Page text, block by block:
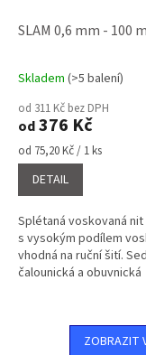
SLAM 0,6 mm - 100 m
Průměrné
hodnocení
produktu
je
4,1
z
hvězdiček.
Skladem (>5 balení)
od 311 Kč bez DPH
od376 Kč
Měrná
cena:
od 75,20 Kč / 1 ks
DETAIL
Splétaná voskovaná nit
s vysokým podílem
vhodná na ruční šití.
čalounická a obuvnická
ZOBRAZIT